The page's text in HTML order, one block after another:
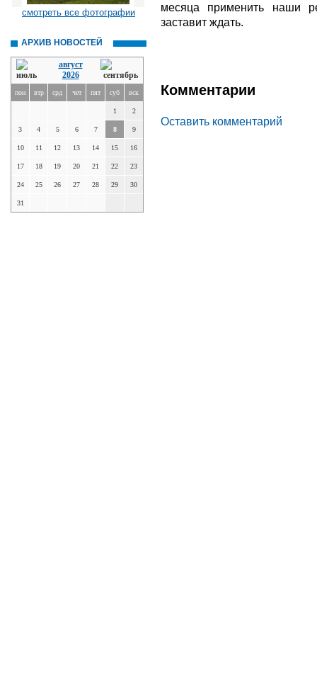
смотреть все фотографии
АРХИВ НОВОСТЕЙ
август
2026
пон втр срд чет пят суб вск
1 2
3 4 5 6 7 8 9
10 11 12 13 14 15 16
17 18 19 20 21 22 23
24 25 26 27 28 29 30
31
месяца применить наши
заставит ждать.
Комментарии
Оставить комментарий